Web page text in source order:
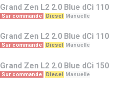
Grand Zen L2 2.0 Blue dCi 110
Sur commande Diesel Manuelle
Grand Zen L2 2.0 Blue dCi 110
Sur commande Diesel Manuelle
Grand Zen L2 2.0 Blue dCi 150
Sur commande Diesel Manuelle